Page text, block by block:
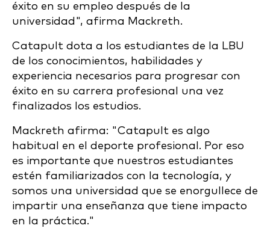
éxito en su empleo después de la
universidad", afirma Mackreth.
Catapult dota a los estudiantes de la LBU
de los conocimientos, habilidades y
experiencia necesarios para progresar con
éxito en su carrera profesional una vez
finalizados los estudios.
Mackreth afirma: "Catapult es algo
habitual en el deporte profesional. Por eso
es importante que nuestros estudiantes
estén familiarizados con la tecnología, y
somos una universidad que se enorgullece de
impartir una enseñanza que tiene impacto
en la práctica."